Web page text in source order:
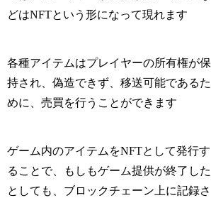
どはNFTという形になって現れます
各種アイテムはプレイヤーの所有権が保
持され、偽造できず、移送可能であるた
めに、売買を行うことができます
ゲーム内のアイテムをNFTとして発行す
ることで、もしもゲーム提供が終了した
としても、ブロックチェーン上に記録さ